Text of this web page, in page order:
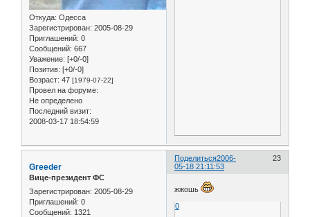
Откуда: Одесса
Зарегистрирован: 2005-08-29
Приглашений: 0
Сообщений: 667
Уважение: [+0/-0]
Позитив: [+0/-0]
Возраст: 47 [1979-07-22]
Провел на форуме:
Не определено
Последний визит:
2008-03-17 18:54:59
Поделиться 23
2006-
05-18 21:11:53
Greeder
Вице-президент ФС
Зарегистрирован: 2005-08-29
Приглашений: 0
Сообщений: 1321
жжошь
0